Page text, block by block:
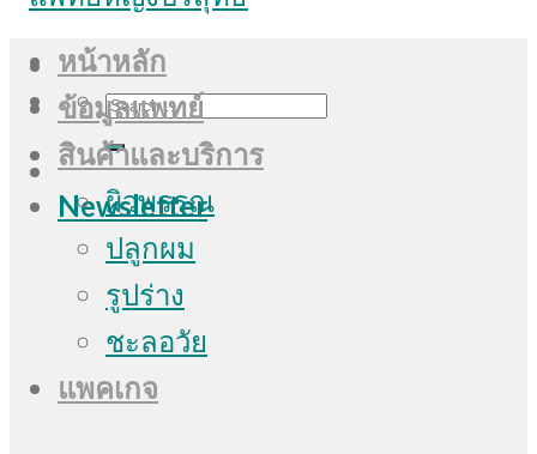
Search
for:
Newsletter
หน้าหลัก
ข้อมูลแพทย์
สินค้าและบริการ
ผิวพรรณ
ปลูกผม
รูปร่าง
ชะลอวัย
แพคเกจ